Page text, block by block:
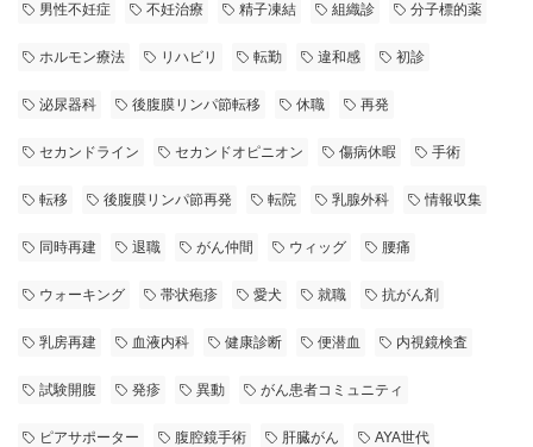
男性不妊症 不妊治療 精子凍結 組織診 分子標的薬
ホルモン療法 リハビリ 転勤 違和感 初診
泌尿器科 後腹膜リンパ節転移 休職 再発
セカンドライン セカンドオピニオン 傷病休暇 手術
転移 後腹膜リンパ節再発 転院 乳腺外科 情報収集
同時再建 退職 がん仲間 ウィッグ 腰痛
ウォーキング 帯状疱疹 愛犬 就職 抗がん剤
乳房再建 血液内科 健康診断 便潜血 内視鏡検査
試験開腹 発疹 異動 がん患者コミュニティ
ピアサポーター 腹腔鏡手術 肝臓がん AYA世代